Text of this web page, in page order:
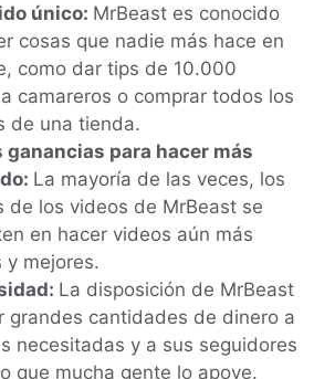
único: MrBeast es conocido
cosas que nadie más hace en
como dar tips de 10.000
camareros o comprar todos los
de una tienda.
ganancias para hacer más
La mayoría de las veces, los
de los videos de MrBeast se
en hacer videos aún más
y mejores.
La disposición de MrBeast
grandes cantidades de dinero a
necesitadas y a sus seguidores
que mucha gente lo apoye.